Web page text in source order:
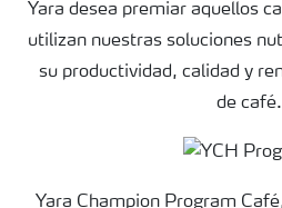
Yara desea premiar aquellos
utilizan nuestras soluciones
su productividad, calidad y
de café.
Yara Champion Program